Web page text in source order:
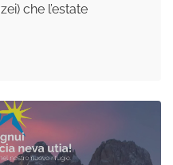
che l’estate